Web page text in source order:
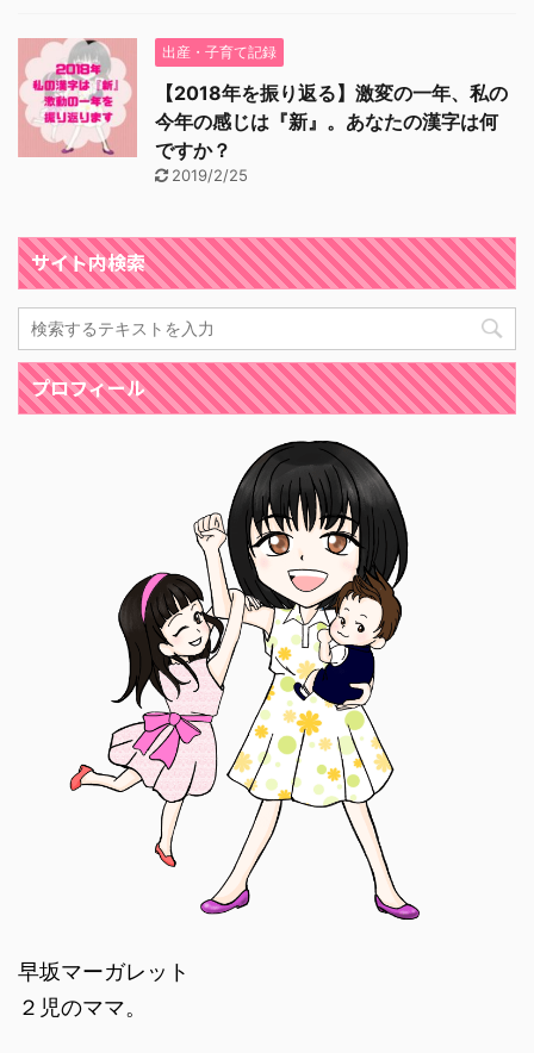
出産・子育て記録
【2018年を振り返る】激変の一年、私の
今年の感じは『新』。あなたの漢字は何
ですか？
2019/2/25
サイト内検索
プロフィール
早坂マーガレット
２児のママ。